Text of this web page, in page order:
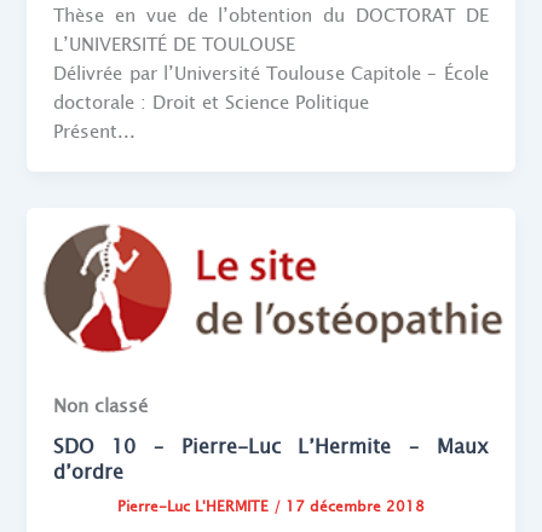
Thèse en vue de l’obtention du DOCTORAT DE
L’UNIVERSITÉ DE TOULOUSE
Délivrée par l’Université Toulouse Capitole – École
doctorale : Droit et Science Politique
Présent...
Non classé
SDO 10 – Pierre-Luc L’Hermite – Maux
d’ordre
Pierre-Luc L'HERMITE / 17 décembre 2018